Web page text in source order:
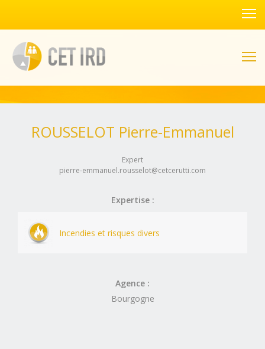
ROUSSELOT Pierre-Emmanuel
Expert
pierre-emmanuel.rousselot@cetcerutti.com
Expertise :
Incendies et risques divers
Agence :
Bourgogne